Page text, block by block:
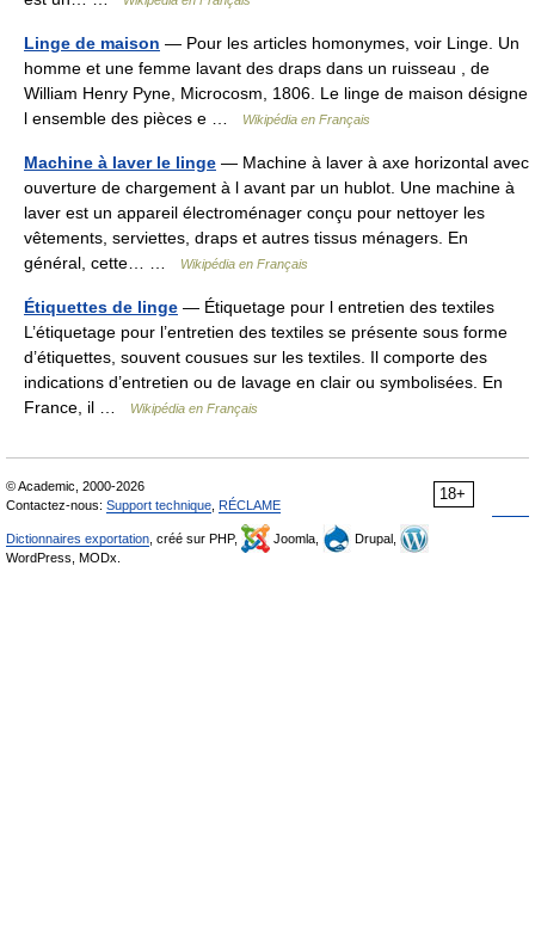
Linge de maison — Pour les articles homonymes, voir Linge. Un
homme et une femme lavant des draps dans un ruisseau , de
William Henry Pyne, Microcosm, 1806. Le linge de maison désigne
l ensemble des pièces e …
Wikipédia en Français
Machine à laver le linge — Machine à laver à axe horizontal avec
ouverture de chargement à l avant par un hublot. Une machine à
laver est un appareil électroménager conçu pour nettoyer les
vêtements, serviettes, draps et autres tissus ménagers. En
général, cette… …
Wikipédia en Français
Étiquettes de linge — Étiquetage pour l entretien des textiles
L’étiquetage pour l’entretien des textiles se présente sous forme
d’étiquettes, souvent cousues sur les textiles. Il comporte des
indications d’entretien ou de lavage en clair ou symbolisées. En
France, il …
Wikipédia en Français
18+
© Academic, 2000-2026
Contactez-nous: Support technique RÉCLAME
Dictionnaires exportation , créé sur PHP, Joomla,
Drupal,
WordPress, MODx.